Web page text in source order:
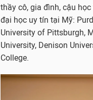
thầy cô, gia đình, cậu
đại học uy tín tại Mỹ:
University of Pittsburgh,
University, Denison
College.